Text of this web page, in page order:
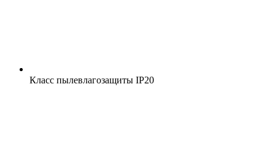
Класс пылевлагозащиты IP20